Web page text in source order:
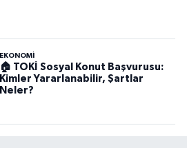
EKONOMİ
🏠 TOKİ Sosyal Konut Başvurusu:
Kimler Yararlanabilir, Şartlar
Neler?